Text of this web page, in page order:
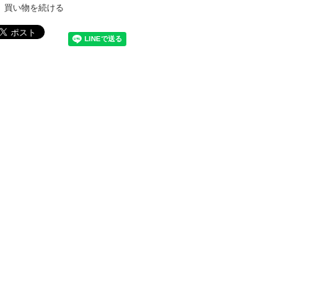
買い物を続ける